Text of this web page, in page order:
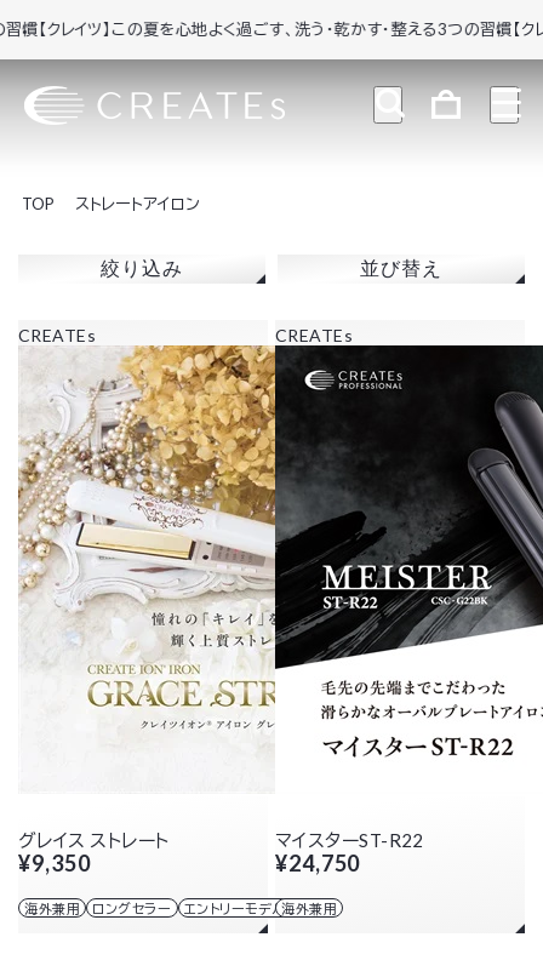
【クレイツ】この夏を心地よく過ごす、洗う・乾かす・整える3つの習慣【クレイ
TOP ストレートアイロン
絞り込み 並び替え
CREATEs
グレイス ストレート
¥9,350
海外兼用 ロングセラー エントリーモデル
CREATEs
マイスターST-R22
¥24,750
海外兼用